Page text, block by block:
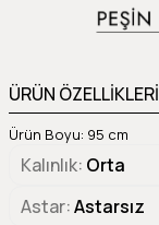
ÜRÜN ÖZELLİKLERİ
Ürün Boyu: 95 cm
Kalınlık Orta
Astar Astarsız